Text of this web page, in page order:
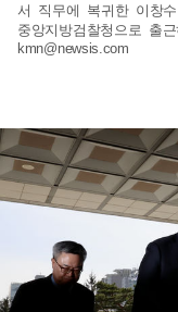
서 직무에 복귀한 이창
중앙지방검찰청으로 출
kmn@newsis.com